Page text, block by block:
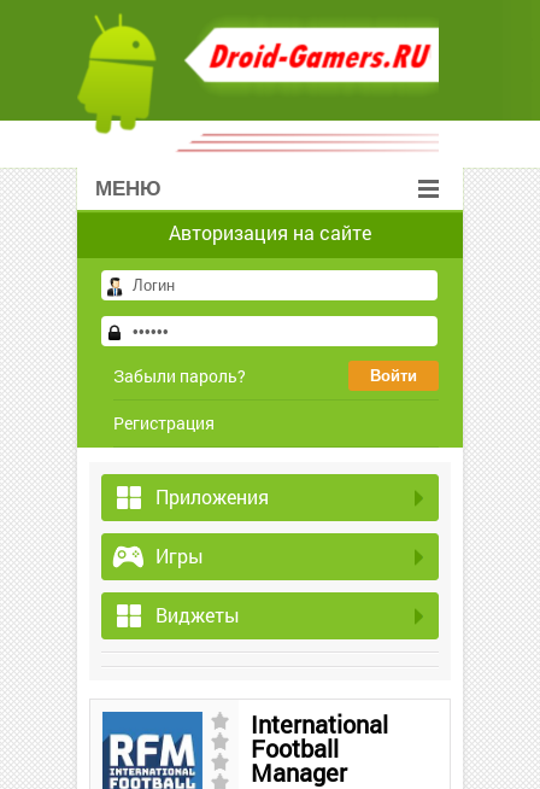
МЕНЮ
Авторизация на сайте
Забыли пароль?
Регистрация
Приложения
Игры
Виджеты
International
Football
Manager